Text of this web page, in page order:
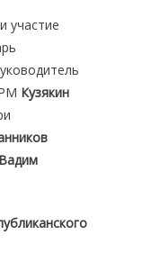
участие
Кузякин